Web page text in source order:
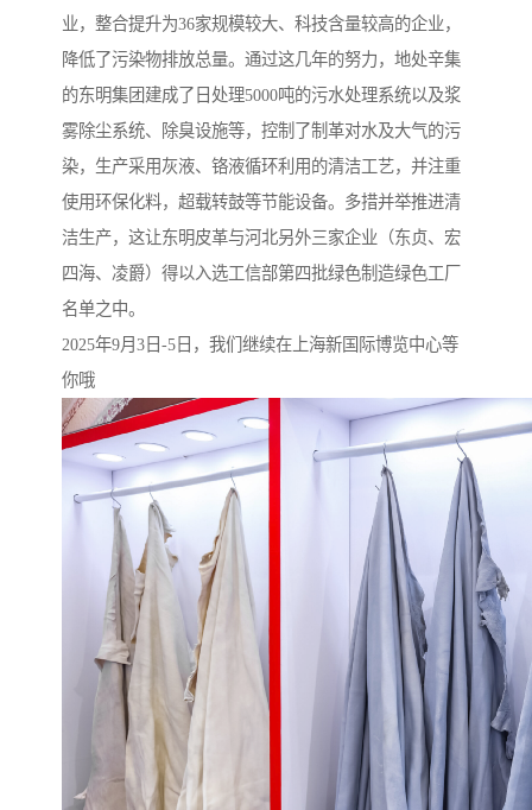
业，整合提升为36家规模较大、科技含量较高的企业，
降低了污染物排放总量。通过这几年的努力，地处辛集
的东明集团建成了日处理5000吨的污水处理系统以及浆
雾除尘系统、除臭设施等，控制了制革对水及大气的污
染，生产采用灰液、铬液循环利用的清洁工艺，并注重
使用环保化料，超载转鼓等节能设备。多措并举推进清
洁生产，这让东明皮革与河北另外三家企业（东贞、宏
四海、凌爵）得以入选工信部第四批绿色制造绿色工厂
名单之中。
2025年9月3日-5日，我们继续在上海新国际博览中心等
你哦